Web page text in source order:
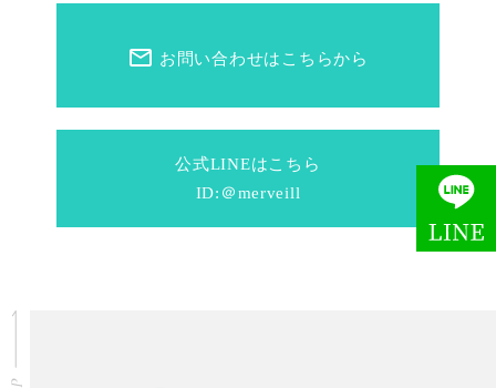
公式LINEはこちら
ID:＠merveill
mail_outline お問い合わせはこちらから